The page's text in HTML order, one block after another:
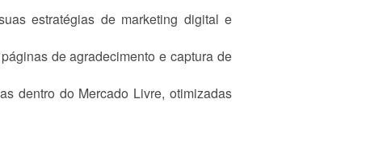
estratégias de marketing digital e
de agradecimento e captura de
dentro do Mercado Livre, otimizadas